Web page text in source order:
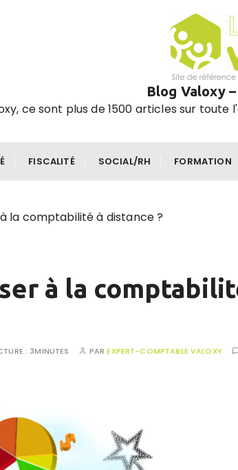
Blog Valoxy
ce sont plus de 1500 articles sur
FISCALITÉ SOCIAL/RH FORMATION
la comptabilité à distance ?
à la
: 3MINUTES PAREXPERT-COMPTABLE VALOXY